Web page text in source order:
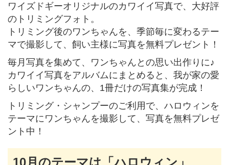
ワイズドギーオリジナルのカワイイ写真で、大好評
のトリミングフォト。
トリミング後のワンちゃんを、季節毎に変わるテー
マで撮影して、飼い主様に写真を無料プレゼント！
毎月写真を集めて、ワンちゃんとの思い出作りに♪
カワイイ写真をアルバムにまとめると、我が家の愛
らしいワンちゃんの、1冊だけの写真集が完成！
トリミング・シャンプーのご利用で、ハロウィンを
テーマにワンちゃんを撮影して、写真を無料プレゼ
ント中！